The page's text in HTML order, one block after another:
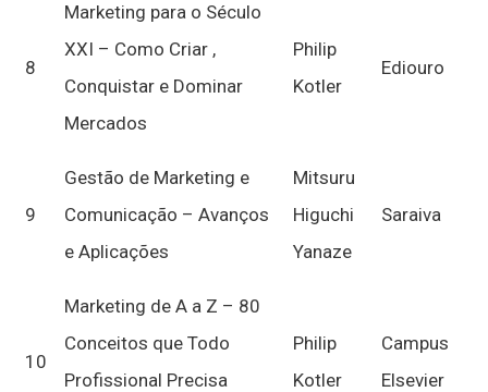
8
Marketing para o Século
XXI – Como Criar ,
Conquistar e Dominar
Mercados
Philip
Kotler
Ediouro
9
Gestão de Marketing e
Comunicação – Avanços
e Aplicações
Mitsuru
Higuchi
Yanaze
Saraiva
10
Marketing de A a Z – 80
Conceitos que Todo
Profissional Precisa
Philip
Kotler
Campus
Elsevier